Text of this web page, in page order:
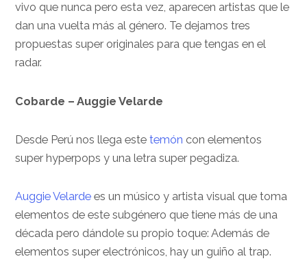
vivo que nunca pero esta vez, aparecen artistas que le
dan una vuelta más al género. Te dejamos tres
propuestas super originales para que tengas en el
radar.
Cobarde – Auggie Velarde
Desde Perú nos llega estetemón con elementos
super hyperpops y una letra super pegadiza.
Auggie Velardees un músico y artista visual que toma
elementos de este subgénero que tiene más de una
década pero dándole su propio toque: Además de
elementos super electrónicos, hay un guiño al trap.